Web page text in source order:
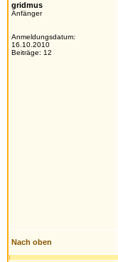
gridmus
Anfänger
Anmeldungsdatum:
16.10.2010
Beiträge: 12
Nach oben